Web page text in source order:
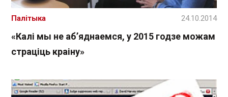
«Калі мы не аб’яднаемся, у 2015 годзе можам
страціць краіну»
Палітыка 24.10.2014